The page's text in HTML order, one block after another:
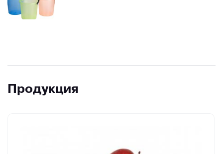
Продукция